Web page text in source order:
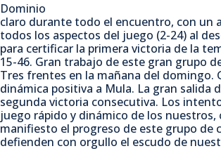
Dominio
claro durante todo el encuentro, con un
todos los aspectos del juego (2-24) al
para certificar la primera victoria de la
15-46. Gran trabajo de este gran grupo
Tres frentes en la mañana del domingo.
dinámica positiva a Mula. La gran salida
segunda victoria consecutiva. Los
juego rápido y dinámico de los
manifiesto el progreso de este grupo de
defienden con orgullo el escudo de